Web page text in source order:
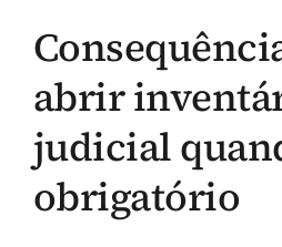
abrir
judicial
obrigatório